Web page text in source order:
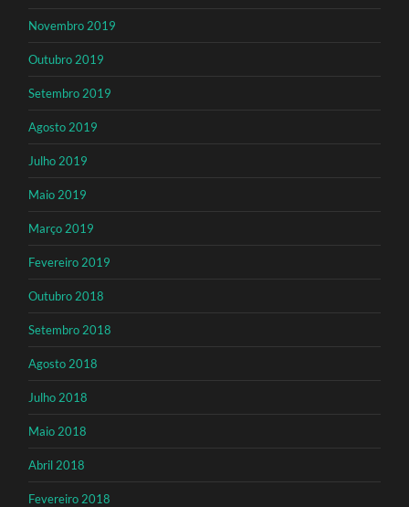
Novembro 2019
Outubro 2019
Setembro 2019
Agosto 2019
Julho 2019
Maio 2019
Março 2019
Fevereiro 2019
Outubro 2018
Setembro 2018
Agosto 2018
Julho 2018
Maio 2018
Abril 2018
Fevereiro 2018